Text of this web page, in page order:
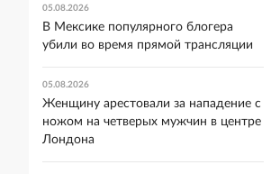
05.08.2026
В Мексике популярного блогера
убили во время прямой трансляции
05.08.2026
Женщину арестовали за нападение с
ножом на четверых мужчин в центре
Лондона